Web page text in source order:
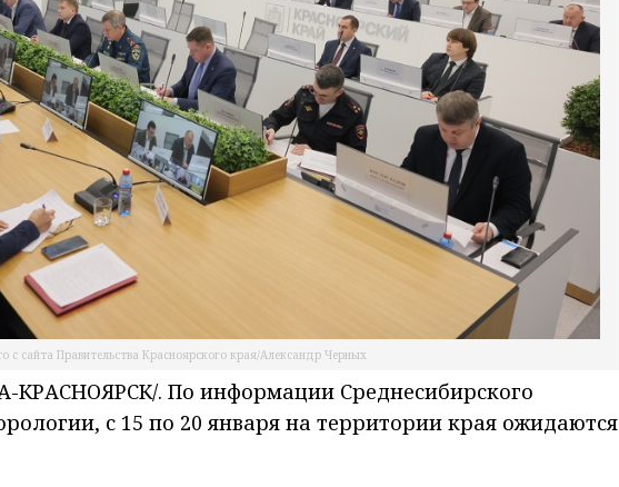
с сайта Правительства Красноярского края/Александр Черных
. По информации Среднесибирского
с 15 по 20 января на территории края ожидаются